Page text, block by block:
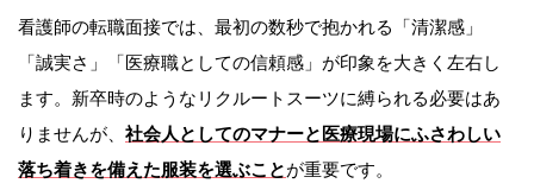
看護師の転職面接では、最初の数秒で抱かれる「清潔感」
「誠実さ」「医療職としての信頼感」が印象を大きく左右し
ます。新卒時のようなリクルートスーツに縛られる必要はあ
りませんが、 社会人としてのマナーと医療現場にふさわしい
落ち着きを備えた服装を選ぶことが重要です。